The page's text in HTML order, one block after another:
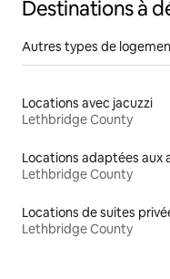
Destinations à
Autres types de
Locations avec jacuzzi
Lethbridge County
Lethbridge County
Locations de suites
Lethbridge County